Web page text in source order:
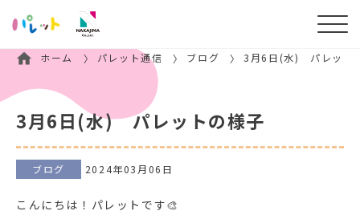
ホーム パレット通信 ブログ 3月6日(水) パレット
3月6日(水) パレットの様子
ブログ 2024年03月06日
こんにちは！パレットです🎨